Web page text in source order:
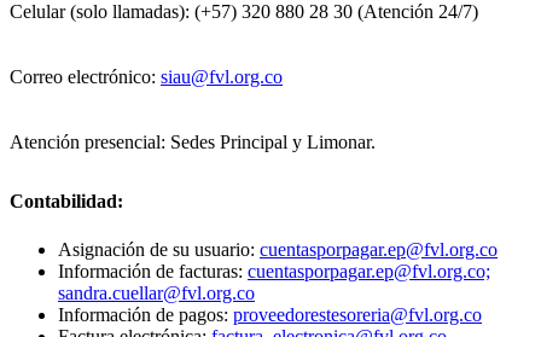
Celular (solo llamadas): (+57) 320 880 28 30 (Atención 24/7)
Correo electrónico: siau@fvl.org.co
Atención presencial: Sedes Principal y Limonar.
Contabilidad:
Asignación de su usuario: cuentasporpagar.ep@fvl.org.co
Información de facturas: cuentasporpagar.ep@fvl.org.co;
sandra.cuellar@fvl.org.co
Información de pagos: proveedorestesoreria@fvl.org.co